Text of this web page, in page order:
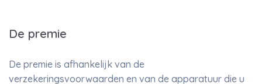
De premie
De premie is afhankelijk van de
verzekeringsvoorwaarden en van de apparatuur die u